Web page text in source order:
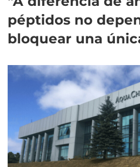
péptidos no
bloquear una